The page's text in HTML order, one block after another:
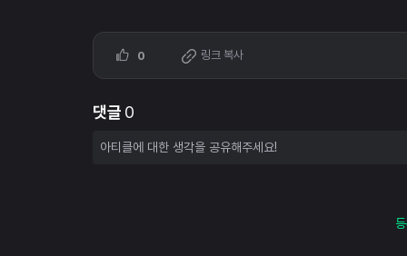
0 링크 복사
댓글 0